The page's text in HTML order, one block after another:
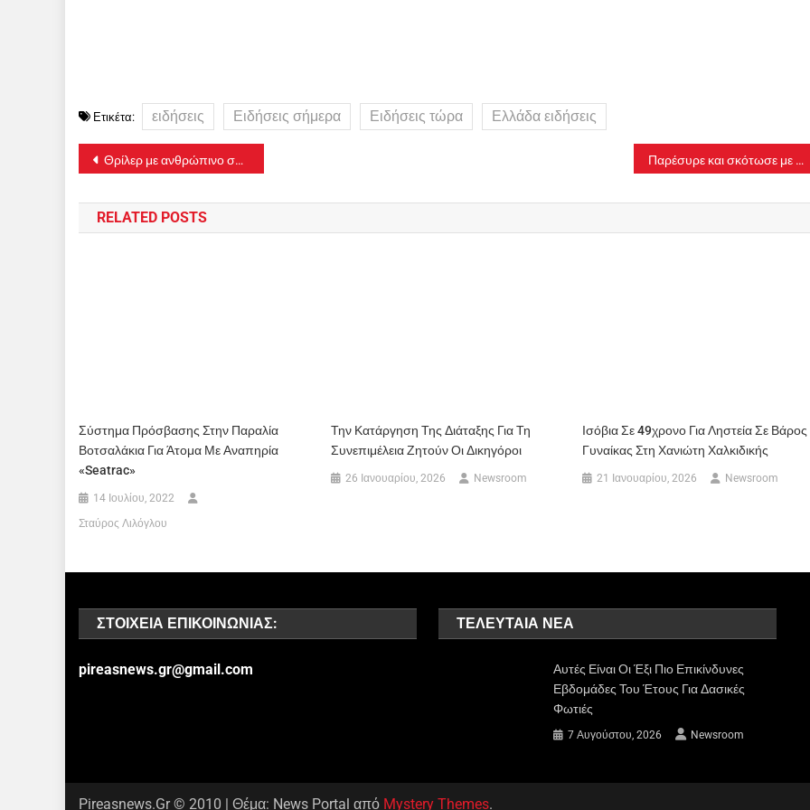
Ετικέτα: ειδήσεις Ειδήσεις σήμερα Ειδήσεις τώρα Ελλάδα ειδήσεις
άρθρων
Θρίλερ με ανθρώπινο σκελετό που βρέθηκε στην θάλασσα Παρέσυρε και σκότωσε με το αυτοκίνητό του 79χρονη και εγκατέλειψε το σημείο
RELATED POSTS
Σύστημα Πρόσβασης Στην Παραλία
Βοτσαλάκια Για Άτομα Με Αναπηρία
«Seatrac»
14 Ιουλίου, 2022
Σταύρος Λιλόγλου
Την Κατάργηση Της Διάταξης Για Τη
Συνεπιμέλεια Ζητούν Οι Δικηγόροι
26 Ιανουαρίου, 2026 Newsroom
Ισόβια Σε 49χρονο Για Ληστεία Σε Βάρος
Γυναίκας Στη Χανιώτη Χαλκιδικής
21 Ιανουαρίου, 2026 Newsroom
ΣΤΟΙΧΕΊΑ ΕΠΙΚΟΙΝΩΝΊΑΣ:
pireasnews.gr@gmail.com
ΤΕΛΕΥΤΑΊΑ ΝΈΑ
Αυτές Είναι Οι Έξι Πιο Επικίνδυνες
Εβδομάδες Του Έτους Για Δασικές
Φωτιές
7 Αυγούστου, 2026 Newsroom
Pireasnews.Gr © 2010 Θέμα: News Portal από Mystery Themes.